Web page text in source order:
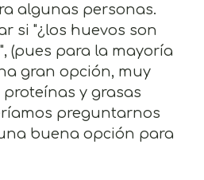
algunas personas.
si "¿los huevos son
(pues para la mayoría
gran opción, muy
y grasas
preguntarnos
buena opción para